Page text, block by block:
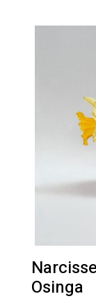
Osinga